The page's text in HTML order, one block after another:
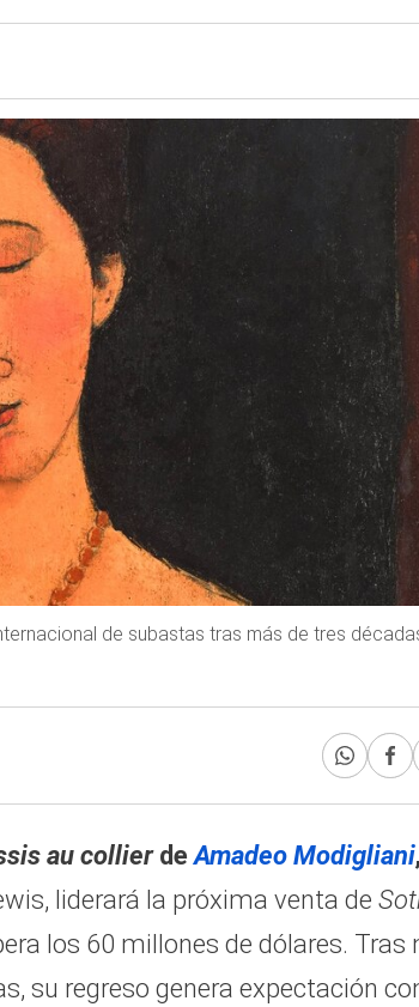
de subastas tras más de tres
au collierdeAmadeo Modigliani,
liderará la próxima venta de
los 60 millones de dólares. Tras
su regreso genera expectación